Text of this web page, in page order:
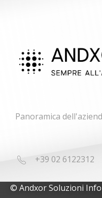
Panoramica
+39 02 6122312
© Andxor Soluzioni